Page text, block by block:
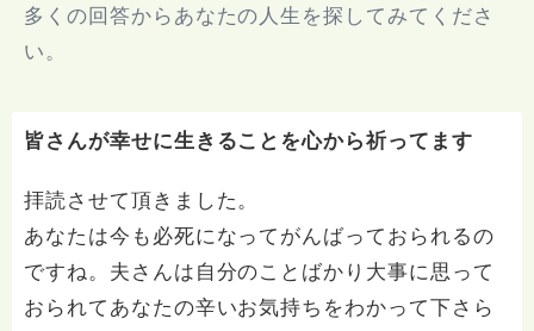
多くの回答からあなたの人生を探してみてくださ
い。
皆さんが幸せに生きることを心から祈ってます
拝読させて頂きました。
あなたは今も必死になってがんばっておられるの
ですね。夫さんは自分のことばかり大事に思って
おられてあなたの辛いお気持ちをわかって下さら